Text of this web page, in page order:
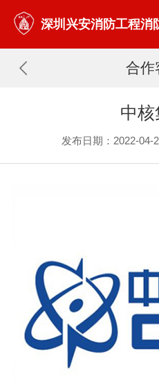
深圳兴安消防工程消
合作
中核
发布日期：2022-